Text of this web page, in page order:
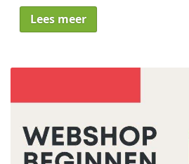
Lees meer